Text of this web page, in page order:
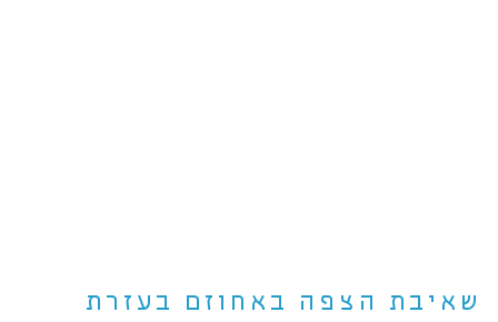
שאיבת הצפה באחוזם בעזרת